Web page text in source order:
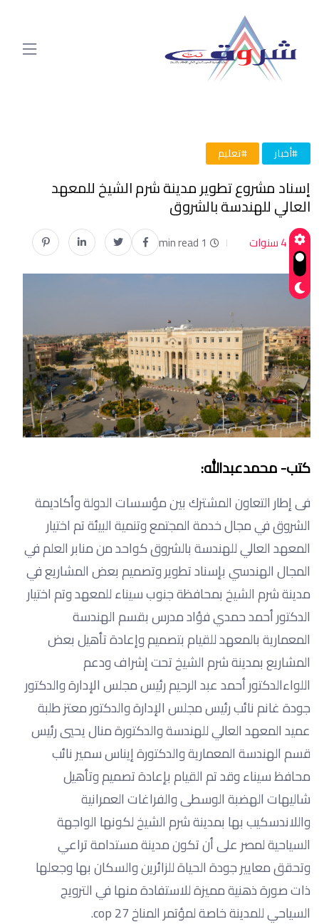
#أخبار #تعليم
إسناد مشروع تطوير مدينة شرم الشيخ للمعهد
العالي للهندسة بالشروق
4 سنوات 1 min read
كتب- محمدعبدالله:
فى إطار التعاون المشترك بين مؤسسات الدولة وأكاديمة
الشروق في مجال خدمة المجتمع وتنمية البيئة تم اختيار
المعهد العالي للهندسة بالشروق كواحد من منابر العلم في
المجال الهندسي بإسناد تطوير وتصميم بعض المشاريع في
مدينة شرم الشيخ بمحافظة جنوب سيناء للمعهد وتم اختيار
الدكتور أحمد حمدي فؤاد مدرس بقسم الهندسة
المعمارية بالمعهد للقيام بتصميم وإعادة تأهيل بعض
المشاريع بمدينة شرم الشيخ تحت إشراف ودعم
اللواءالدكتور أحمد عبد الرحيم رئيس مجلس الإدارة والدكتور
جودة غانم نائب رئيس مجلس الإدارة والدكتور معتز طلبة
عميد المعهد العالي للهندسة والدكتورة منال يحيي رئيس
قسم الهندسة المعمارية والدكتورة إيناس سمير نائب
محافظ سيناء وقد تم القيام بإعادة تصميم وتأهيل
شاليهات الهضبة الوسطى والفراغات العمرانية
واللاندسكيب بها بمدينة شرم الشيخ لكونها الواجهة
السياحية لمصر على أن تكون مدينة مستدامة تراعي
وتحقق معايير جودة الحياة للزائرين والسكان بها وجعلها
ذات صورة ذهنية مميزة للاستفادة منها في الترويج
السياحي للمدينة خاصة لمؤتمر المناخ cop 27.